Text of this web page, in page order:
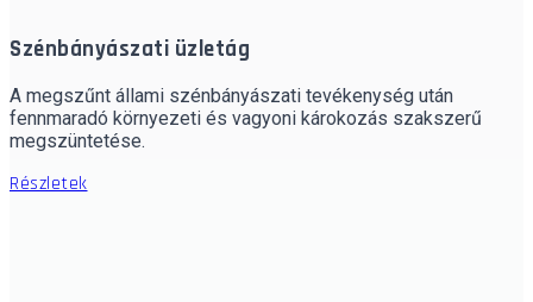
Szénbányászati üzletág
A megszűnt állami szénbányászati tevékenység után
fennmaradó környezeti és vagyoni károkozás szakszerű
megszüntetése.
Részletek